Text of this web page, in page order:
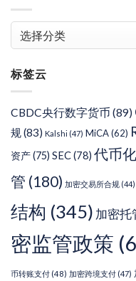
类
标签云
CBDC央行数字货币 (89)
规(83) Kalshi (47) MiCA(62)
资产(75) SEC(78) 代币
管 (180) 加密交易所合规 (44)
结构 (345) 加密托
密监管政策
币转账支付 (48) 加密跨境支付 (47)